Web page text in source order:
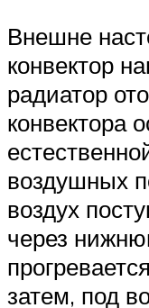
Внешне
конвектор
радиатор
конвектора
воздушных
воздух
через
затем, под